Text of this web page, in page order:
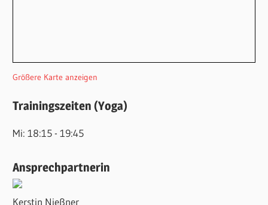
Größere Karte anzeigen
Trainingszeiten (Yoga)
Mi: 18:15 - 19:45
Ansprechpartnerin
Kerstin Nießner